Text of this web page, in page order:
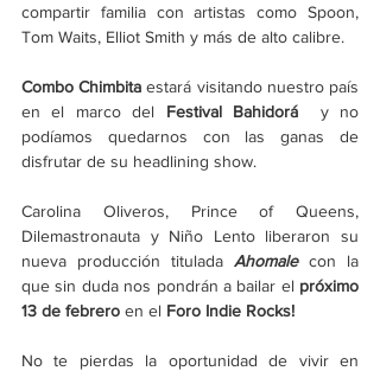
compartir familia con artistas como Spoon,
Tom Waits, Elliot Smith y más de alto calibre.
Combo Chimbita estará visitando nuestro país
en el marco del Festival Bahidorá y no
podíamos quedarnos con las ganas de
disfrutar de su headlining show.
Carolina Oliveros, Prince of Queens,
Dilemastronauta y Niño Lento liberaron su
nueva producción titulada Ahomale con la
que sin duda nos pondrán a bailar el próximo
13 de febrero en el Foro Indie Rocks!
No te pierdas la oportunidad de vivir en